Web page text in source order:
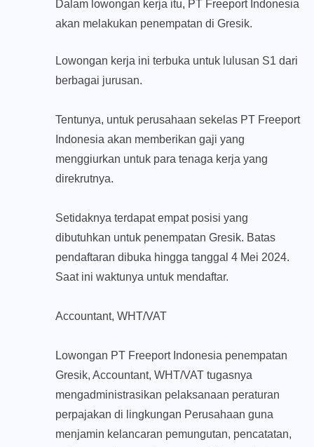
Dalam lowongan kerja itu, PT Freeport Indonesia
akan melakukan penempatan di Gresik.
Lowongan kerja ini terbuka untuk lulusan S1 dari
berbagai jurusan.
Tentunya, untuk perusahaan sekelas PT Freeport
Indonesia akan memberikan gaji yang
menggiurkan untuk para tenaga kerja yang
direkrutnya.
Setidaknya terdapat empat posisi yang
dibutuhkan untuk penempatan Gresik. Batas
pendaftaran dibuka hingga tanggal 4 Mei 2024.
Saat ini waktunya untuk mendaftar.
Accountant, WHT/VAT
Lowongan PT Freeport Indonesia penempatan
Gresik, Accountant, WHT/VAT tugasnya
mengadministrasikan pelaksanaan peraturan
perpajakan di lingkungan Perusahaan guna
menjamin kelancaran pemungutan, pencatatan,